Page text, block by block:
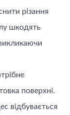
різання
шкодять
поверхні.
відбувається